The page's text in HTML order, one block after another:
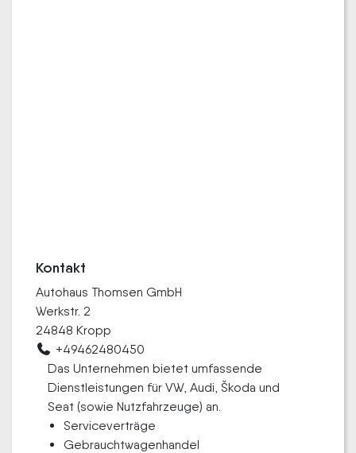
Kontakt
Autohaus Thomsen GmbH
Werkstr. 2
24848 Kropp
+49462480450
Das Unternehmen bietet umfassende
Dienstleistungen für VW, Audi, Škoda und
Seat (sowie Nutzfahrzeuge) an.
Serviceverträge
Gebrauchtwagenhandel